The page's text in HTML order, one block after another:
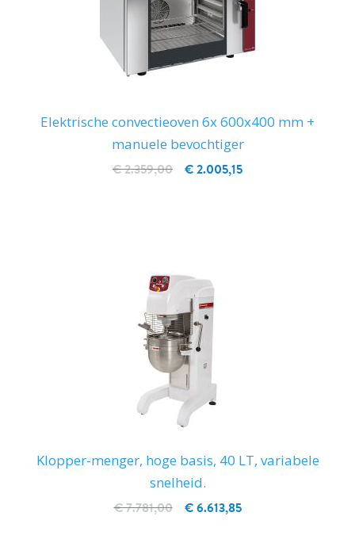
Elektrische convectieoven 6x 600x400 mm +
manuele bevochtiger
€ 2.005,15
€ 2.359,00
Klopper-menger, hoge basis, 40 LT, variabele
snelheid.
€ 6.613,85
€ 7.781,00